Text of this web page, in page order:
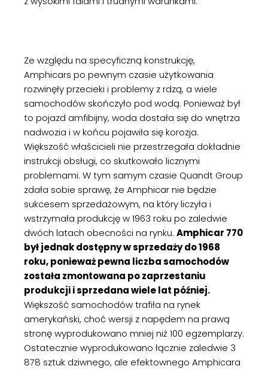
Ze względu na specyficzną konstrukcję,
Amphicars po pewnym czasie użytkowania
rozwinęły przecieki i problemy z rdzą, a wiele
samochodów skończyło pod wodą. Ponieważ był
to pojazd amfibijny, woda dostała się do wnętrza
nadwozia i w końcu pojawiła się korozja.
Większość właścicieli nie przestrzegała dokładnie
instrukcji obsługi, co skutkowało licznymi
problemami. W tym samym czasie Quandt Group
zdała sobie sprawę, że Amphicar nie będzie
sukcesem sprzedażowym, na który liczyła i
wstrzymała produkcję w 1963 roku po zaledwie
dwóch latach obecności na rynku. Amphicar 770
był jednak dostępny w sprzedaży do 1968
roku, ponieważ pewna liczba samochodów
została zmontowana po zaprzestaniu
produkcji i sprzedana wiele lat później.
Większość samochodów trafiła na rynek
amerykański, choć wersji z napędem na prawą
stronę wyprodukowano mniej niż 100 egzemplarzy.
Ostatecznie wyprodukowano łącznie zaledwie 3
878 sztuk dziwnego, ale efektownego Amphicara